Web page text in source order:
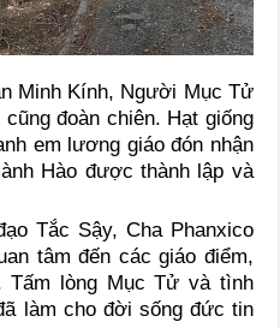
Minh Kính, Người Mục Tử
đoàn chiên. Hạt giống
em lương giáo đón nhận
Hào được thành lập và
Tắc Sậy, Cha Phanxico
tâm đến các giáo điểm,
Tấm lòng Mục Tử và tình
làm cho đời sống đức tin